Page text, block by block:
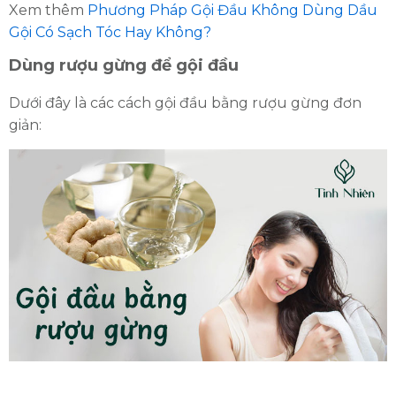
Xem thêm Phương Pháp Gội Đầu Không Dùng Dầu
Gội Có Sạch Tóc Hay Không?
Dùng rượu gừng để gội đầu
Dưới đây là các cách gội đầu bằng rượu gừng đơn
giản: